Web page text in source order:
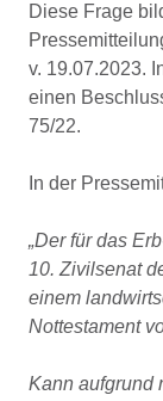
Diese Frage
v. 19.07.2023.
einen
75/22.
In der
„Der für das
10. Zivilsenat
einem
Nottestament
Kann aufgrund